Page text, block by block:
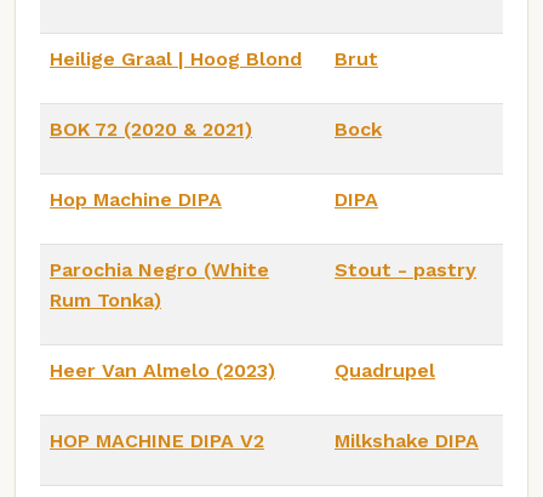
Heilige Graal | Hoog Blond Brut
BOK 72 (2020 & 2021) Bock
Hop Machine DIPA DIPA
Parochia Negro (White
Rum Tonka)
Stout - pastry
Heer Van Almelo (2023) Quadrupel
HOP MACHINE DIPA V2 Milkshake DIPA